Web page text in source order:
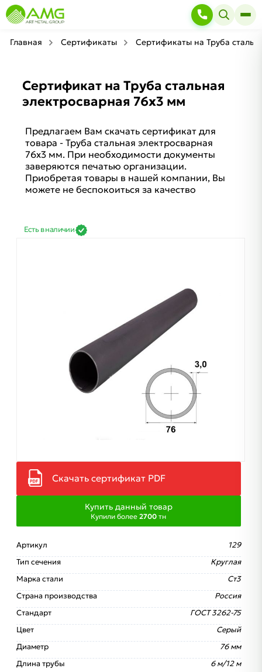
Главная Сертификаты Сертификаты на Труба
Сертификат на Труба стальная
электросварная 76х3 мм
Предлагаем Вам скачать сертификат для
товара - Труба стальная электросварная
76х3 мм. При необходимости документы
заверяются печатью организации.
Приобретая товары в нашей компании, Вы
можете не беспокоиться за качество
Есть в наличии
Скачать сертификат PDF
Купить данный товар
Купили более2700 тн
Артикул
129
Тип сечения
Круглая
Марка стали
Ст3
Страна производства
Россия
Стандарт
ГОСТ 3262-75
Цвет
Серый
Диаметр
76 мм
Длина трубы
6 м/12 м